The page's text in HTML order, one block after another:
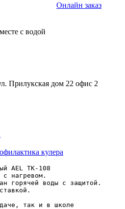
Онлайн заказ
с водой
Прилукская дом 22 офис 2
кулера
AEL TK-108
с нагревом.
горячей воды с защитой.
так и в школе